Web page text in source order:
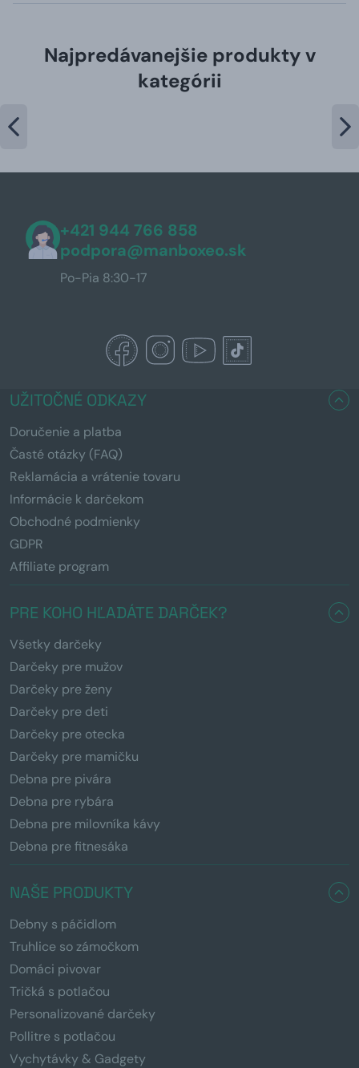
Najpredávanejšie produkty v
kategórii
+421 944 766 858
podpora@manboxeo.sk
Po-Pia 8:30-17
UŽITOČNÉ ODKAZY
Doručenie a platba
Časté otázky (FAQ)
Reklamácia a vrátenie tovaru
Informácie k darčekom
Obchodné podmienky
GDPR
Affiliate program
PRE KOHO HĽADÁTE DARČEK?
Všetky darčeky
Darčeky pre mužov
Darčeky pre ženy
Darčeky pre deti
Darčeky pre otecka
Darčeky pre mamičku
Debna pre pivára
Debna pre rybára
Debna pre milovníka kávy
Debna pre fitnesáka
NAŠE PRODUKTY
Debny s páčidlom
Truhlice so zámočkom
Domáci pivovar
Tričká s potlačou
Personalizované darčeky
Pollitre s potlačou
Vychytávky & Gadgety